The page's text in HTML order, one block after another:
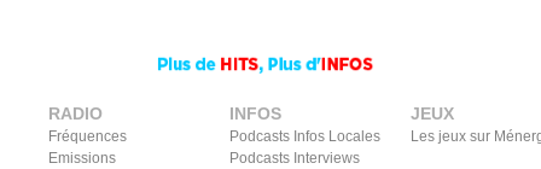
RADIO
Fréquences
Emissions
INFOS
Podcasts Infos Locales
Podcasts Interviews
JEUX
Les jeux sur